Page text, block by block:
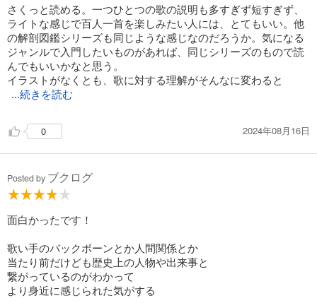
さくっと読める。一つひとつの歌の説明も多すぎず短すぎず、
ライトな感じで百人一首を楽しみたい人には、とてもいい。他
の解剖図鑑シリーズも同じような感じなのだろうか。気になる
ジャンルで入門したいものがあれば、同じシリーズのもので読
んでもいいかなと思う。
イラストがなくとも、歌に対する理解がそんなに変わると
...続きを読む
0 2024年08月16日
Posted by ブクログ
面白かったです！
歌い手のバックボーンとか人間関係とか
当たり前だけども歴史上の人物や出来事と
繋がっているのがわかって
より身近に感じられた気がする